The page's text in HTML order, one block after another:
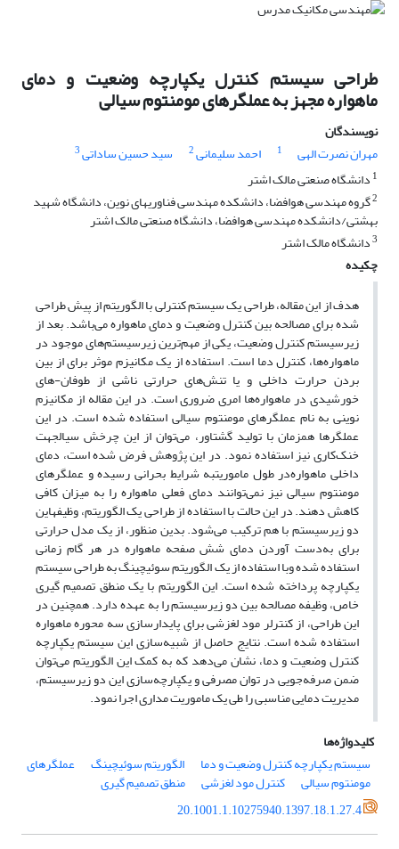
طراحی سیستم کنترل یکپارچه وضعیت و دمای
ماهواره مجهز به عملگرهای مومنتوم سیالی
نویسندگان
مهران نصرت الهی
1 احمد سلیمانی2 سید حسین ساداتی3
1 دانشگاه صنعتی مالک اشتر
2گروه مهندسی هوافضا، دانشکده مهندسی فناوریهای نوین، دانشگاه شهید
بهشتی/دانشکده مهندسی هوافضا، دانشگاه صنعتی مالک اشتر
3دانشگاه مالک اشتر
چکیده
هدف از این مقاله، طراحی یک سیستم کنترلی با الگوریتم از پیش طراحی
شده برای مصالحه بین کنترل وضعیت و دمای ماهواره می‌باشد. بعد از
زیرسیستم کنترل وضعیت، یکی از مهم‌ترین زیرسیستم‌های موجود در
ماهواره‌ها، کنترل دما است. استفاده از یک مکانیزم موثر برای از بین
بردن حرارت داخلی و یا تنش‌های حرارتی ناشی از طوفان-های
خورشیدی در ماهواره‌ها امری ضروری است. در این مقاله از مکانیزم
نوینی به نام عملگرهای مومنتوم سیالی استفاده شده است. در این
عملگرها همزمان با تولید گشتاور، می‌توان از این چرخش سیالجهت
خنک‌کاری نیز استفاده نمود. در این پژوهش فرض شده است، دمای
داخلی ماهواره‌در طول ماموریتبه شرایط بحرانی رسیده و عملگرهای
مومنتوم سیالی نیز نمی‌توانند دمای فعلی ماهواره را به میزان کافی
کاهش دهند. در این حالت با استفاده از طراحی یک الگوریتم، وظیفهاین
دو زیرسیستم با هم ترکیب می‌شود. بدین منظور، از یک مدل حرارتی
برای به‌دست آوردن دمای شش صفحه ماهواره در هر گام زمانی
استفاده شده وبا استفاده از یک الگوریتم سوئیچینگ به طراحی سیستم
یکپارچه پرداخته شده است. این الگوریتم با یک منطق تصمیم گیری
خاص، وظیفه مصالحه بین دو زیرسیستم را به عهده دارد. همچنین در
این طراحی، از کنترلر مود لغزشی برای پایدارسازی سه محوره ماهواره
استفاده شده است. نتایج حاصل از شبیه‌سازی‌ این سیستم یکپارچه
کنترل وضعیت و دما، نشان می‌دهد که به کمک این الگوریتم می‌توان
ضمن صرفه‌جویی در توان مصرفی و یکپارچه‌سازی این دو زیرسیستم،
مدیریت دمایی مناسبی را طی یک ماموریت مداری اجرا نمود.
کلیدواژه‌ها
سیستم یکپارچه کنترل وضعیت و دما
الگوریتم سوئیچینگ عملگرهای
مومنتوم سیالی کنترل مود لغزشی
منطق تصمیم گیری
20.1001.1.10275940.1397.18.1.27.4